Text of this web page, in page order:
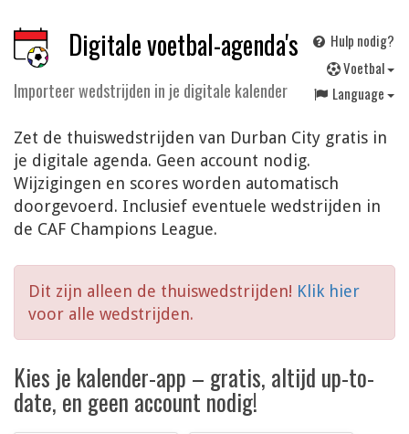
Digitale voetbal-agenda's
Importeer wedstrijden in je digitale kalender
Hulp nodig?
Voetbal
Language
Zet de thuiswedstrijden van Durban City gratis in
je digitale agenda. Geen account nodig.
Wijzigingen en scores worden automatisch
doorgevoerd. Inclusief eventuele wedstrijden in
de CAF Champions League.
Dit zijn alleen de thuiswedstrijden! Klik hier
voor alle wedstrijden.
Kies je kalender-app – gratis, altijd up-to-
date, en geen account nodig!